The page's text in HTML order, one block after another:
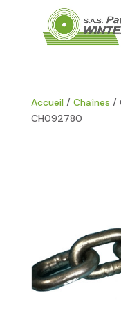
Accueil/ Chaînes /
CH092780